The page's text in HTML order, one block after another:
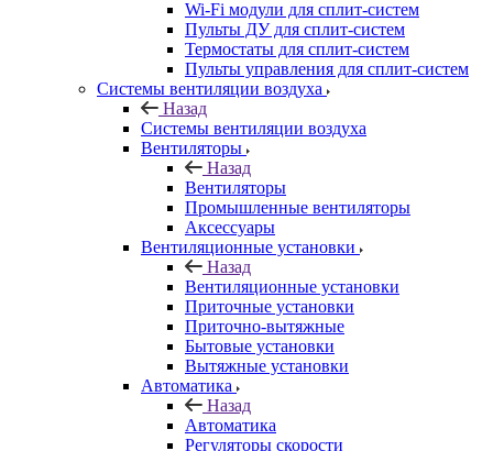
Wi-Fi модули для сплит-систем
Пульты ДУ для сплит-систем
Термостаты для сплит-систем
Пульты управления для сплит-систем
Системы вентиляции воздуха
Назад
Системы вентиляции воздуха
Вентиляторы
Назад
Вентиляторы
Промышленные вентиляторы
Аксессуары
Вентиляционные установки
Назад
Вентиляционные установки
Приточные установки
Приточно-вытяжные
Бытовые установки
Вытяжные установки
Автоматика
Назад
Автоматика
Регуляторы скорости